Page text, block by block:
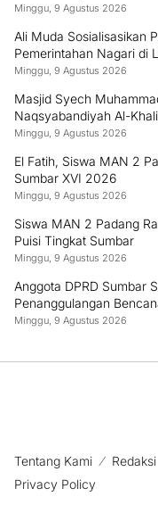
Minggu, 9 Agustus 2026
Ali Muda Sosialisasikan
Pemerintahan Nagari di
Minggu, 9 Agustus 2026
Masjid Syech
Naqsyabandiyah Al-
Minggu, 9 Agustus 2026
El Fatih, Siswa MAN 2
Sumbar XVI 2026
Minggu, 9 Agustus 2026
Siswa MAN 2 Padang
Puisi Tingkat Sumbar
Minggu, 9 Agustus 2026
Anggota DPRD Sumbar
Penanggulangan
Minggu, 9 Agustus 2026
Tentang Kami Redaksi
Privacy Policy